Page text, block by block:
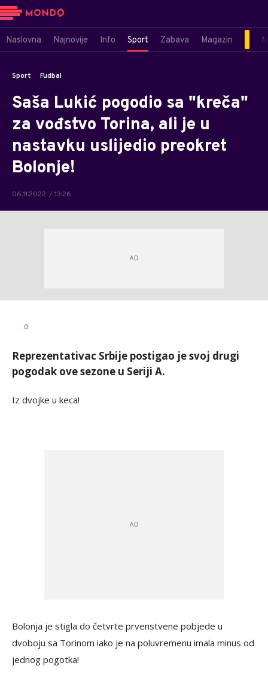
Naslovna Najnovije Info Sport Zabava Magazin
Sport Fudbal
Saša Lukić pogodio sa "kreča"
za vođstvo Torina, ali je u
nastavku uslijedio preokret
Bolonje!
06.11.2022. / 13:26
AUTOR
0
Reprezentativac Srbije postigao je svoj drugi
pogodak ove sezone u Seriji A.
Iz dvojke u keca!
Bolonja je stigla do četvrte prvenstvene pobjede u
dvoboju sa Torinom iako je na poluvremenu imala minus od
jednog pogotka!